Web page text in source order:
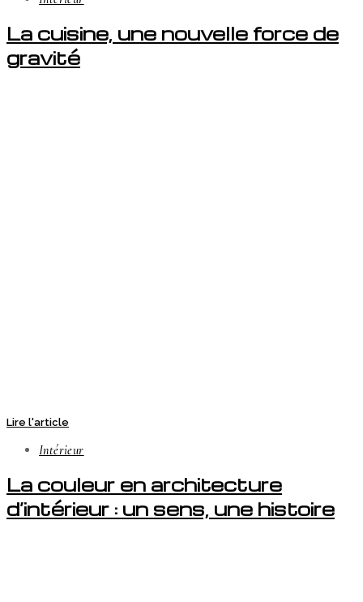
La cuisine, une nouvelle force de
gravité
Lire l'article
Intérieur
La couleur en architecture
d’intérieur : un sens, une histoire